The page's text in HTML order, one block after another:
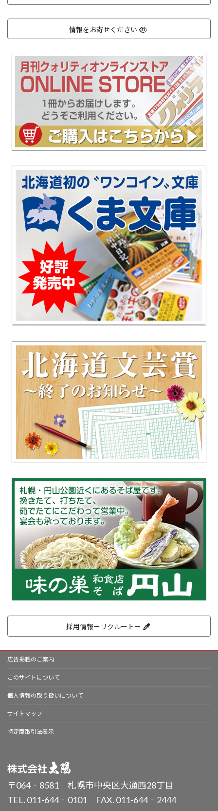
情報をお寄せください
採用情報ーリクルートー
広告掲載のご案内
このサイトについて
個人情報の取り扱いについて
サイトマップ
特定商取引法表示
〒064‐8581 札幌市中央区大通西28丁目
TEL. 011-644‐0101 FAX. 011-644‐2444